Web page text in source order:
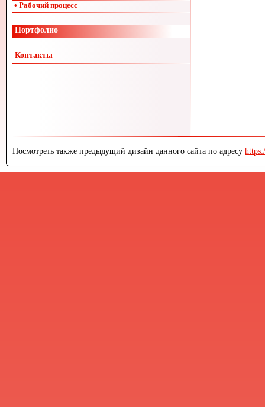
• Рабочий процесс
Портфолио
Контакты
Посмотреть также предыдущий дизайн данного сайта по адресу